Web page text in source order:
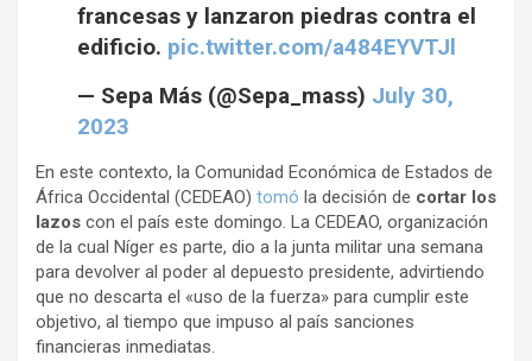
francesas y lanzaron piedras contra el
edificio. pic.twitter.com/a484EYVTJl
— Sepa Más (@Sepa_mass) July 30,
2023
En este contexto, la Comunidad Económica de Estados de
África Occidental (CEDEAO) tomó la decisión de cortar los
lazos con el país este domingo. La CEDEAO, organización
de la cual Níger es parte, dio a la junta militar una semana
para devolver al poder al depuesto presidente, advirtiendo
que no descarta el «uso de la fuerza» para cumplir este
objetivo, al tiempo que impuso al país sanciones
financieras inmediatas.